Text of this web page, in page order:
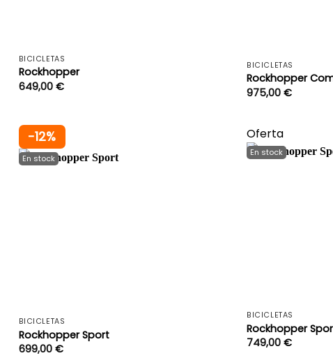
BICICLETAS
Rockhopper
649,00 €
BICICLETAS
Rockhopper
975,00€
-12%
BICICLETAS
Rockhopper Sport
699,00 €
Oferta
BICICLETAS
Rockhopper
749,00€